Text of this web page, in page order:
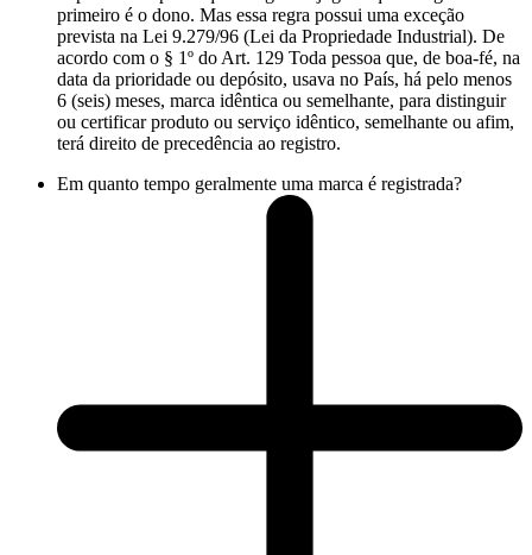
primeiro é o dono. Mas essa regra possui uma exceção
prevista na Lei 9.279/96 (Lei da Propriedade Industrial). De
acordo com o § 1º do Art. 129 Toda pessoa que, de boa-fé, na
data da prioridade ou depósito, usava no País, há pelo menos
6 (seis) meses, marca idêntica ou semelhante, para distinguir
ou certificar produto ou serviço idêntico, semelhante ou afim,
terá direito de precedência ao registro.
Em quanto tempo geralmente uma marca é registrada?